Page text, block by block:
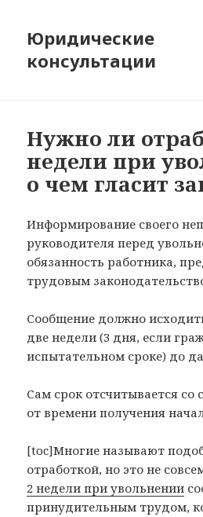
Юридические
консультации
Нужно ли
недели при
о чем гласит
Информирование своего
руководителя перед
обязанность работника,
трудовым
Сообщение должно
две недели (3 дня, если
испытательном сроке) до
Сам срок отсчитывается со
от времени получения
[toc]Многие называют
отработкой, но это не
2 недели при увольнении
принудительным трудом,